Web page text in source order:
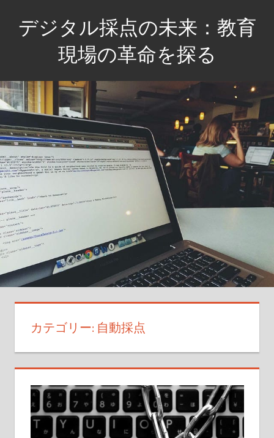
ツ
へ
ス
キ
ッ
プ
デジタル採点の未来：教育
現場の革命を探る
未
来
の
教
育
を
変
え
る、
効
率
的
な
採
点
能
性
カテゴリー: 自動採点